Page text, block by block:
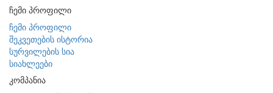
ჩემი პროფილი
ჩემი პროფილი
შეკვეთების ისტორია
სურვილების სია
სიახლეები
კომპანია